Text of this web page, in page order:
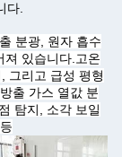
다.
분광, 원자 흡수
져 있습니다.고온
그리고 급성 평형
출 가스 열값 분
탐지, 소각 보일